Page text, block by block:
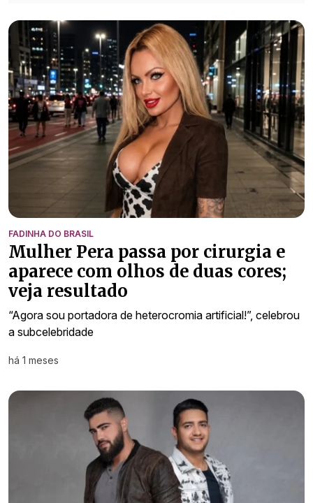
FADINHA DO BRASIL
Mulher Pera passa por cirurgia e
aparece com olhos de duas cores;
veja resultado
“Agora sou portadora de heterocromia artificial!”, celebrou
a subcelebridade
há 1 meses